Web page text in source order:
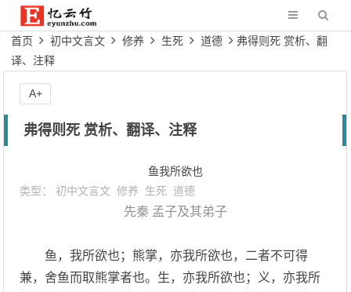
首页 初中文言文 修养 生死 道德
弗得则死 赏析、翻
译、注释
弗得则死 赏析、翻译、注释
鱼我所欲也
类型： 初中文言文 修养 生死 道德
先秦 孟子及其弟子
鱼，我所欲也；熊掌，亦我所欲也，二者不可得
兼，舍鱼而取熊掌者也。生，亦我所欲也；义，亦我所
A+